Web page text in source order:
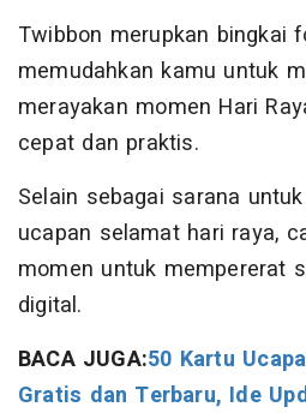
Twibbon merupkan bingkai
memudahkan kamu untuk
merayakan momen Hari
cepat dan praktis.
Selain sebagai sarana
ucapan selamat hari raya,
momen untuk mempererat
digital.
BACA JUGA:50 Kartu
Gratis dan Terbaru, Ide